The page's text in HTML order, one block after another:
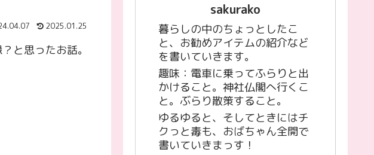
2025.01.25
と思ったお話。
sakurako
暮らしの中のちょっとしたこ
と、お勧めアイテムの紹介など
を書いていきます。
趣味：電車に乗ってふらりと出
かけること。神社仏閣へ行くこ
と。ぶらり散策すること。
ゆるゆると、そしてときにはチ
クっと毒も、おばちゃん全開で
書いていきまっす！